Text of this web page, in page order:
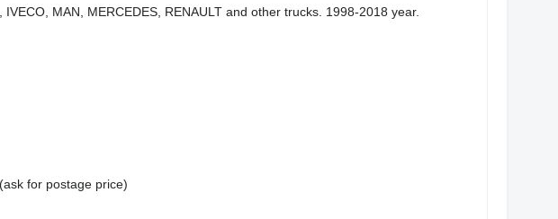
MAN, MERCEDES, RENAULT and other trucks. 1998-2018 year.
for postage price)